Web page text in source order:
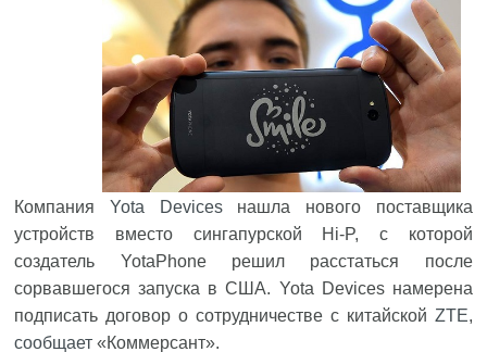
Компания Yota Devicesнашла нового поставщика
устройств вместо сингапурской Hi-P, с которой
создатель YotaPhone решил расстаться после
сорвавшегося запуска в США. Yota Devices намерена
подписать договор о сотрудничестве с китайской ZTE,
сообщает «Коммерсант».